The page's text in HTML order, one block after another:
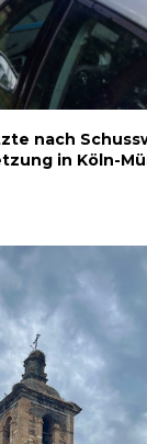
nach
in Köln-